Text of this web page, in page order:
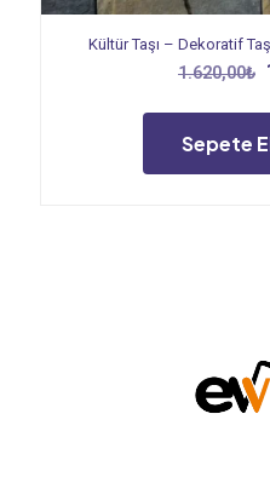
Kültür Taşı – Dekoratif
1.620,00₺
Sepete